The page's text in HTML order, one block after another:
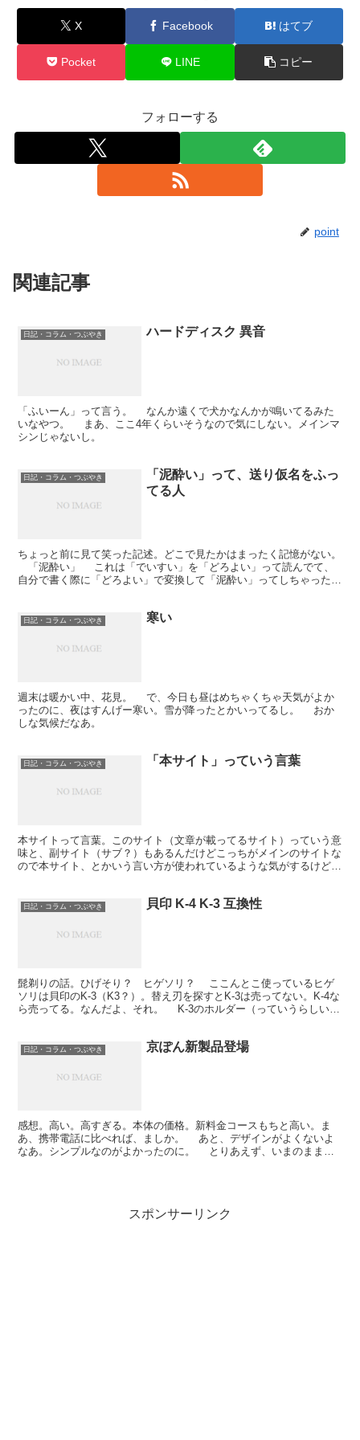
X Facebook はてブ
Pocket LINE コピー
フォローする
point
関連記事
日記・コラム・つぶやき ハードディスク 異音
「ふいーん」って言う。 なんか遠くで犬かなんかが鳴いてるみた
いなやつ。 まあ、ここ4年くらいそうなので気にしない。メインマ
シンじゃないし。
日記・コラム・つぶやき
「泥酔い」って、送り仮名をふっ
てる人
ちょっと前に見て笑った記述。どこで見たかはまったく記憶がない。
「泥酔い」 これは「でいすい」を「どろよい」って読んでて、
自分で書く際に「どろよい」で変換して「泥酔い」ってしちゃったん
日記・コラム・つぶやき 寒い
週末は暖かい中、花見。 で、今日も昼はめちゃくちゃ天気がよか
ったのに、夜はすんげー寒い。雪が降ったとかいってるし。 おか
しな気候だなあ。
日記・コラム・つぶやき 「本サイト」っていう言葉
本サイトって言葉。このサイト（文章が載ってるサイト）っていう意
味と、副サイト（サブ？）もあるんだけどこっちがメインのサイトな
ので本サイト、とかいう言い方が使われているような気がするけど、
日記・コラム・つぶやき 貝印 K-4 K-3 互換性
髭剃りの話。ひげそり？ ヒゲソリ？ ここんとこ使っているヒゲ
ソリは貝印のK-3（K3？）。替え刃を探すとK-3は売ってない。K-4な
ら売ってる。なんだよ、それ。 K-3のホルダー（っていうらしい）
日記・コラム・つぶやき 京ぽん新製品登場
感想。高い。高すぎる。本体の価格。新料金コースもちと高い。ま
あ、携帯電話に比べれば、ましか。 あと、デザインがよくないよ
なあ。シンプルなのがよかったのに。 とりあえず、いまのまま使
スポンサーリンク